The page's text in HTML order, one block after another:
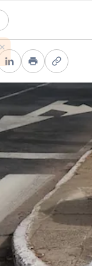
LinkedIn
PrintCopy